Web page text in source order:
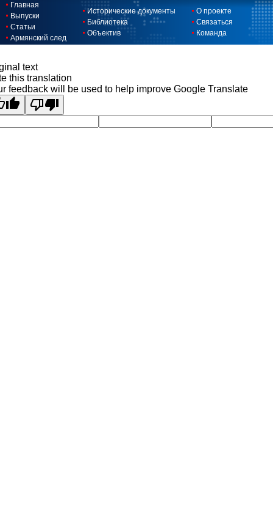
Главная
Выпуски
Статьи
Армянский след
Исторические документы
Библиотека
Объектив
О проекте
Связаться
Команда
text
this translation
feedback will be used to help improve Google Translate